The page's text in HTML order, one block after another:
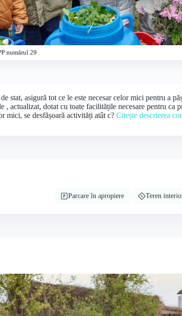
numărul 29
stat, asigură tot ce le este necesar celor mici pentru a
, actualizat, dotat cu toate facilitățile necesare pentru
mici, se desfășoară activități atât c? Citește descrierea
Parcare în apropiere Teren